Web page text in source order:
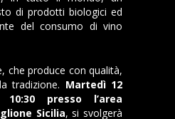
di prodotti biologici ed
del consumo di vino
che produce con qualità,
tradizione. Martedì 12
presso l’area
Sicilia, si svolgerà